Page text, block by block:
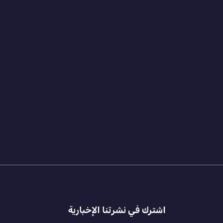
اشترك في نشرتنا الإخبارية